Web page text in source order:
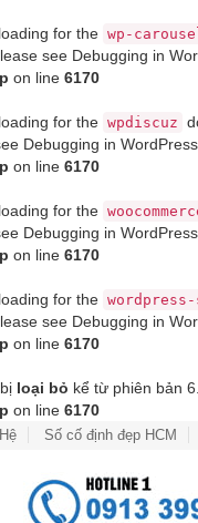
for the wp-
see Debugging in
on line 6170
for the wpdiscuz
Debugging in WordPress
on line 6170
for the
Debugging in WordPress
on line 6170
for the wordpress-
see Debugging in
on line 6170
loại bỏ kể từ phiên bản
on line 6170
Số cố định đẹp HCM